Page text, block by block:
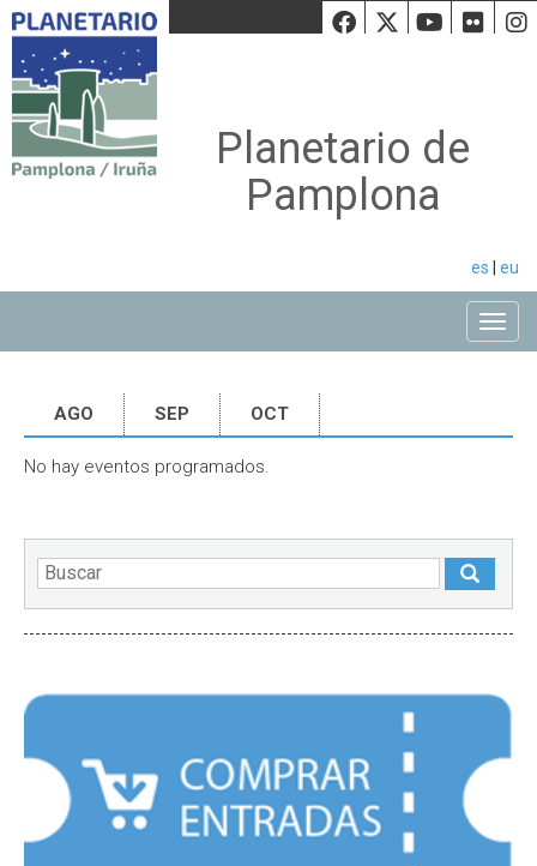
Facebook
Twiiter
Planetario de
Pamplona
es eu
AGO SEP OCT
No hay eventos programados.